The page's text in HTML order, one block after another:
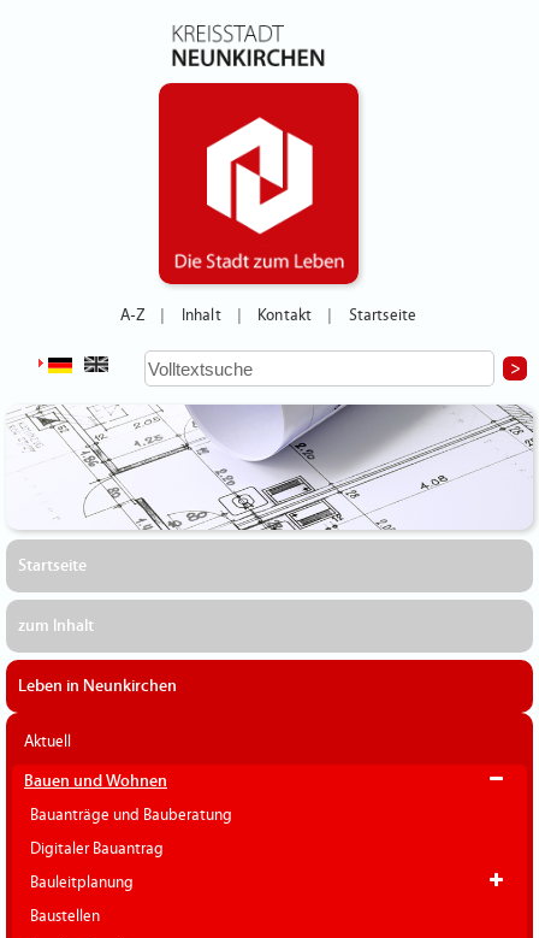
A-Z Inhalt Kontakt Startseite
Startseite
zum Inhalt
Leben in Neunkirchen
Aktuell
Bauen und Wohnen
Bauanträge und Bauberatung
Digitaler Bauantrag
Bauleitplanung
Baustellen